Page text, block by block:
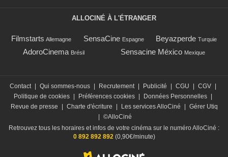
ALLOCINÉ À L'ÉTRANGER
Filmstarts Allemagne SensaCine Espagne Beyazperde Turquie
AdoroCinema Brésil Sensacine México Mexique
Contact Qui sommes-nous Recrutement Publicité CGU CGV
Politique de cookies
Préférences cookies Données Personnelles
Revue de presse
Charte d'écriture Les services AlloCiné
Gérer Utiq
©AlloCiné
Retrouvez tous les horaires et infos de votre cinéma sur le numéro AlloCiné :
0 892 892 892(0,90€/minute)